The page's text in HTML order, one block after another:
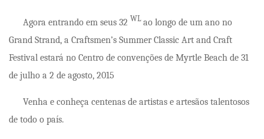
Agora entrando em seus 32 WL ao longo de um ano no
Grand Strand, a Craftsmen’s Summer Classic Art and Craft
Festival estará no Centro de convenções de Myrtle Beach de 31
de julho a 2 de agosto, 2015
Venha e conheça centenas de artistas e artesãos talentosos
de todo o país.